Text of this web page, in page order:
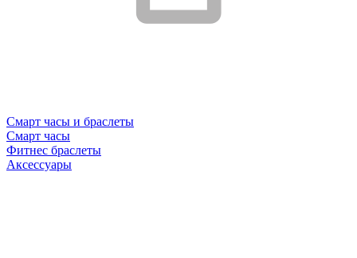
Смарт часы и браслеты
Смарт часы
Фитнес браслеты
Аксессуары